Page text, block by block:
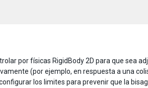
por físicas RigidBody 2D para que sea
(por ejemplo, en respuesta a una
los limites para prevenir que la